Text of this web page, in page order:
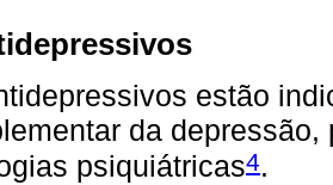
estão
da
psiquiátricas4.